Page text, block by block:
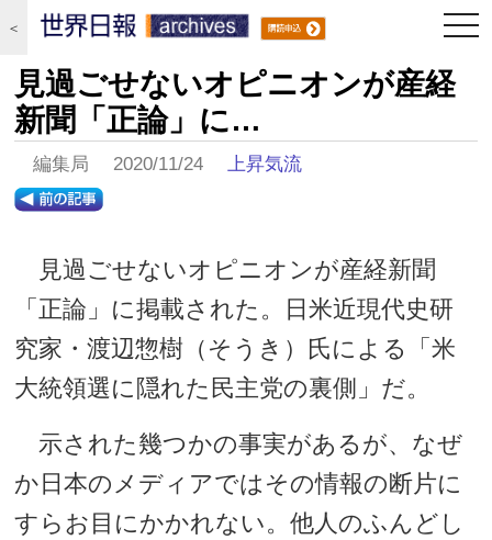
＜
見過ごせないオピニオンが産経
新聞「正論」に…
編集局 2020/11/24上昇気流
見過ごせないオピニオンが産経新聞
「正論」に掲載された。日米近現代史研
究家・渡辺惣樹（そうき）氏による「米
大統領選に隠れた民主党の裏側」だ。
示された幾つかの事実があるが、なぜ
か日本のメディアではその情報の断片に
すらお目にかかれない。他人のふんどし